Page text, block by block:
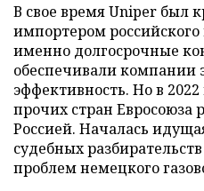
В свое время Uniper был
импортером российского
именно долгосрочные
обеспечивали компании
эффективность. Но в
прочих стран Евросоюза
Россией. Началась
судебных
проблем немецкого